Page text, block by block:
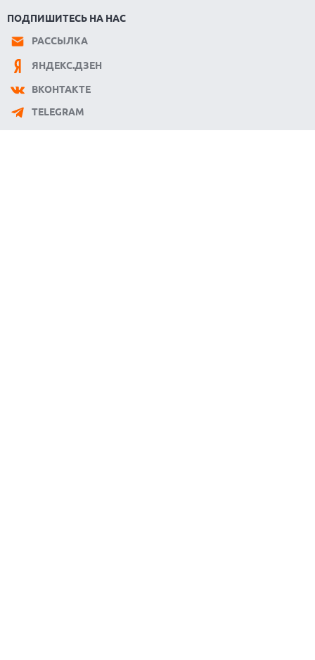
ПОДПИШИТЕСЬ НА НАС
РАССЫЛКА
ЯНДЕКС.ДЗЕН
ВКОНТАКТЕ
TELEGRAM